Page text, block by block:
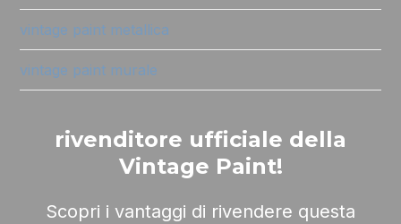
vintage paint metallica
vintage paint murale
rivenditore ufficiale della
Vintage Paint!
Scopri i vantaggi di rivendere questa